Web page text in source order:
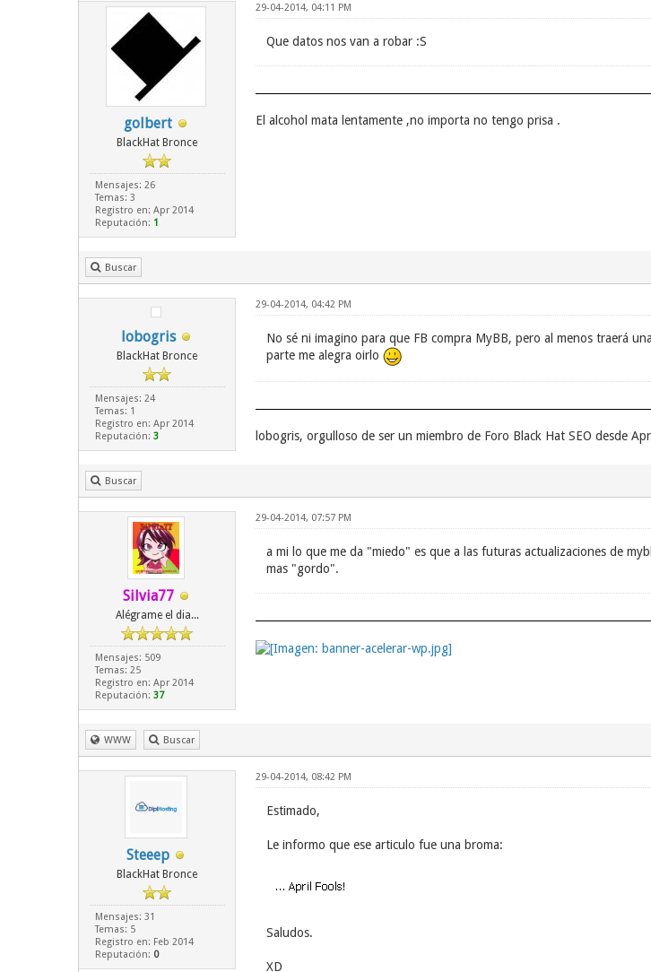
golbert
BlackHat Bronce
Mensajes: 26
Temas: 3
Registro en: Apr 2014
Reputación: 1
29-04-2014, 04:11 PM
Que datos nos van a robar :S
El alcohol mata lentamente ,no importa no tengo prisa .
Buscar
lobogris
BlackHat Bronce
Mensajes: 24
Temas: 1
Registro en: Apr 2014
Reputación: 3
29-04-2014, 04:42 PM
No sé ni imagino para que FB compra MyBB, pero al menos traerá
parte me alegra oirlo
lobogris, orgulloso de ser un miembro de Foro Black Hat SEO desde
Buscar
Silvia77
Alégrame el dia...
Mensajes: 509
Temas: 25
Registro en: Apr 2014
Reputación: 37
29-04-2014, 07:57 PM
a mi lo que me da "miedo" es que a las futuras actualizaciones de
mas "gordo".
WWW Buscar
Steeep
BlackHat Bronce
Mensajes: 31
Temas: 5
Registro en: Feb 2014
Reputación: 0
29-04-2014, 08:42 PM
Estimado,
Le informo que ese articulo fue una broma:
Saludos.
XD